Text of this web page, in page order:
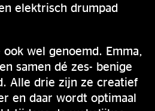
elektrisch drumpad
wel genoemd. Emma,
samen dé zes- benige
Alle drie zijn ze creatief
en daar wordt optimaal